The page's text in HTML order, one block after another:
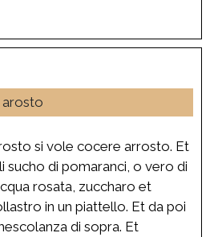
arosto
si vole cocere arrosto. Et
di pomaranci, o vero di
rosata, zuccharo et
in un piattello. Et da poi
di sopra. Et